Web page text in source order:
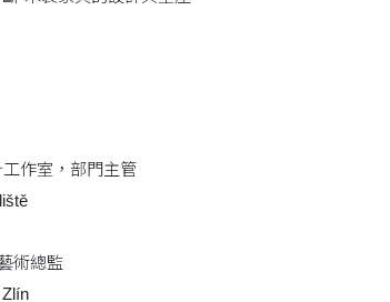
作室，部門主管
術總監